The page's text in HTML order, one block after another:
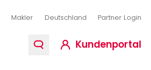
Makler Deutschland Partner Login
Kundenportal